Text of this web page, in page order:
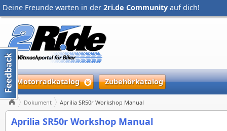
Deine Freunde warten in der 2ri.de Community auf dich!
Motorradkatalog Zubehörkatalog
Dokument Aprilia SR50r Workshop Manual
Aprilia SR50r Workshop Manual